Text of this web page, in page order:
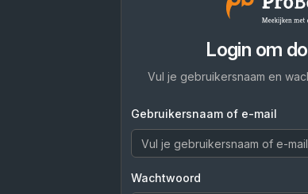
Login om
Vul je gebruikersnaam en
Gebruikersnaam of e-mail
Wachtwoord